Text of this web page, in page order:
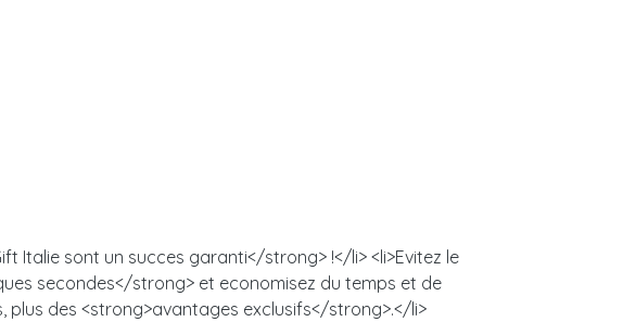
Italie sont un succes garanti</strong> !</li> <li>Evitez le
secondes</strong> et economisez du temps et de
des <strong>avantages exclusifs</strong>.</li>